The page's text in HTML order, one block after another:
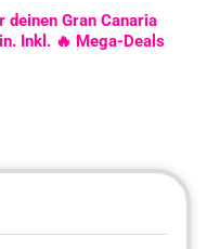
deinen Gran Canaria
Inkl. 🔥 Mega-Deals